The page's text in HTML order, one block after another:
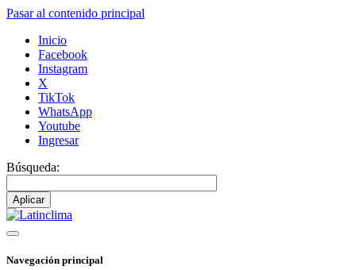
Pasar al contenido principal
Inicio
Facebook
Instagram
X
TikTok
WhatsApp
Youtube
Ingresar
Búsqueda:
Navegación principal